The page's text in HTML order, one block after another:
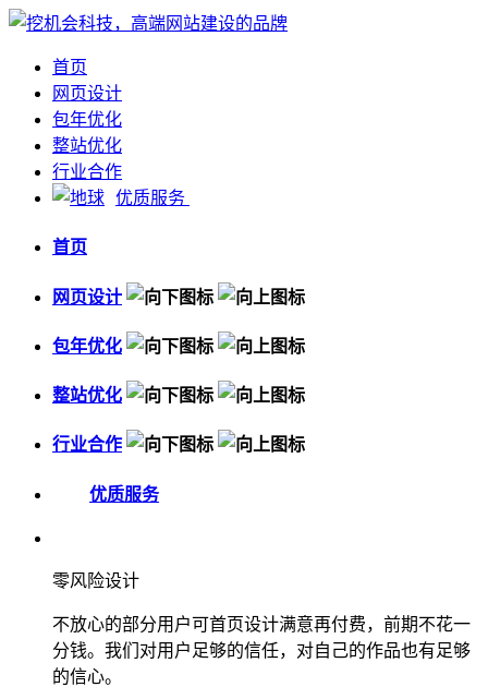
首页
网页设计
包年优化
整站优化
行业合作
优质服务
首页
网页设计
包年优化
整站优化
行业合作
优质服务
零风险设计
不放心的部分用户可首页设计满意再付费，前期不花一
分钱。我们对用户足够的信任，对自己的作品也有足够
的信心。